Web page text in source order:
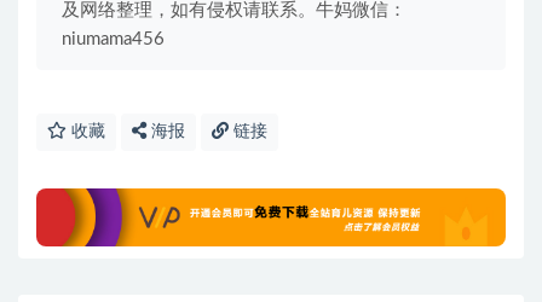
及网络整理，如有侵权请联系。牛妈微信：
niumama456
收藏 海报 链接